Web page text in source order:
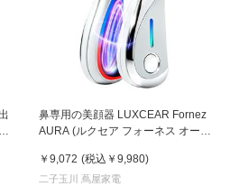
鼻専用の美顔器 LUXCEAR Fornez
AURA (ルクセア フォーネス オー
￥9,072 (税込 ￥9,980)
二子玉川 蔦屋家電